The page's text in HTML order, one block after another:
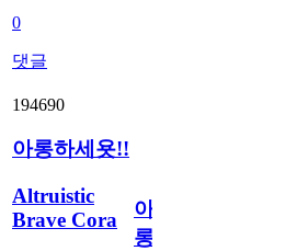
0
댓글
194690
아롱하세욧!!
Altruistic
Brave Cora
아
롱